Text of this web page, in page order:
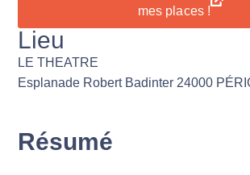
mes places !
Lieu
LE THEATRE
Esplanade Robert Badinter 24000
Résumé